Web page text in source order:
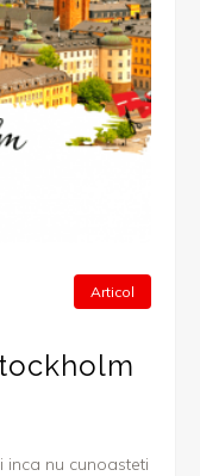
Articol
inca nu cunoasteti